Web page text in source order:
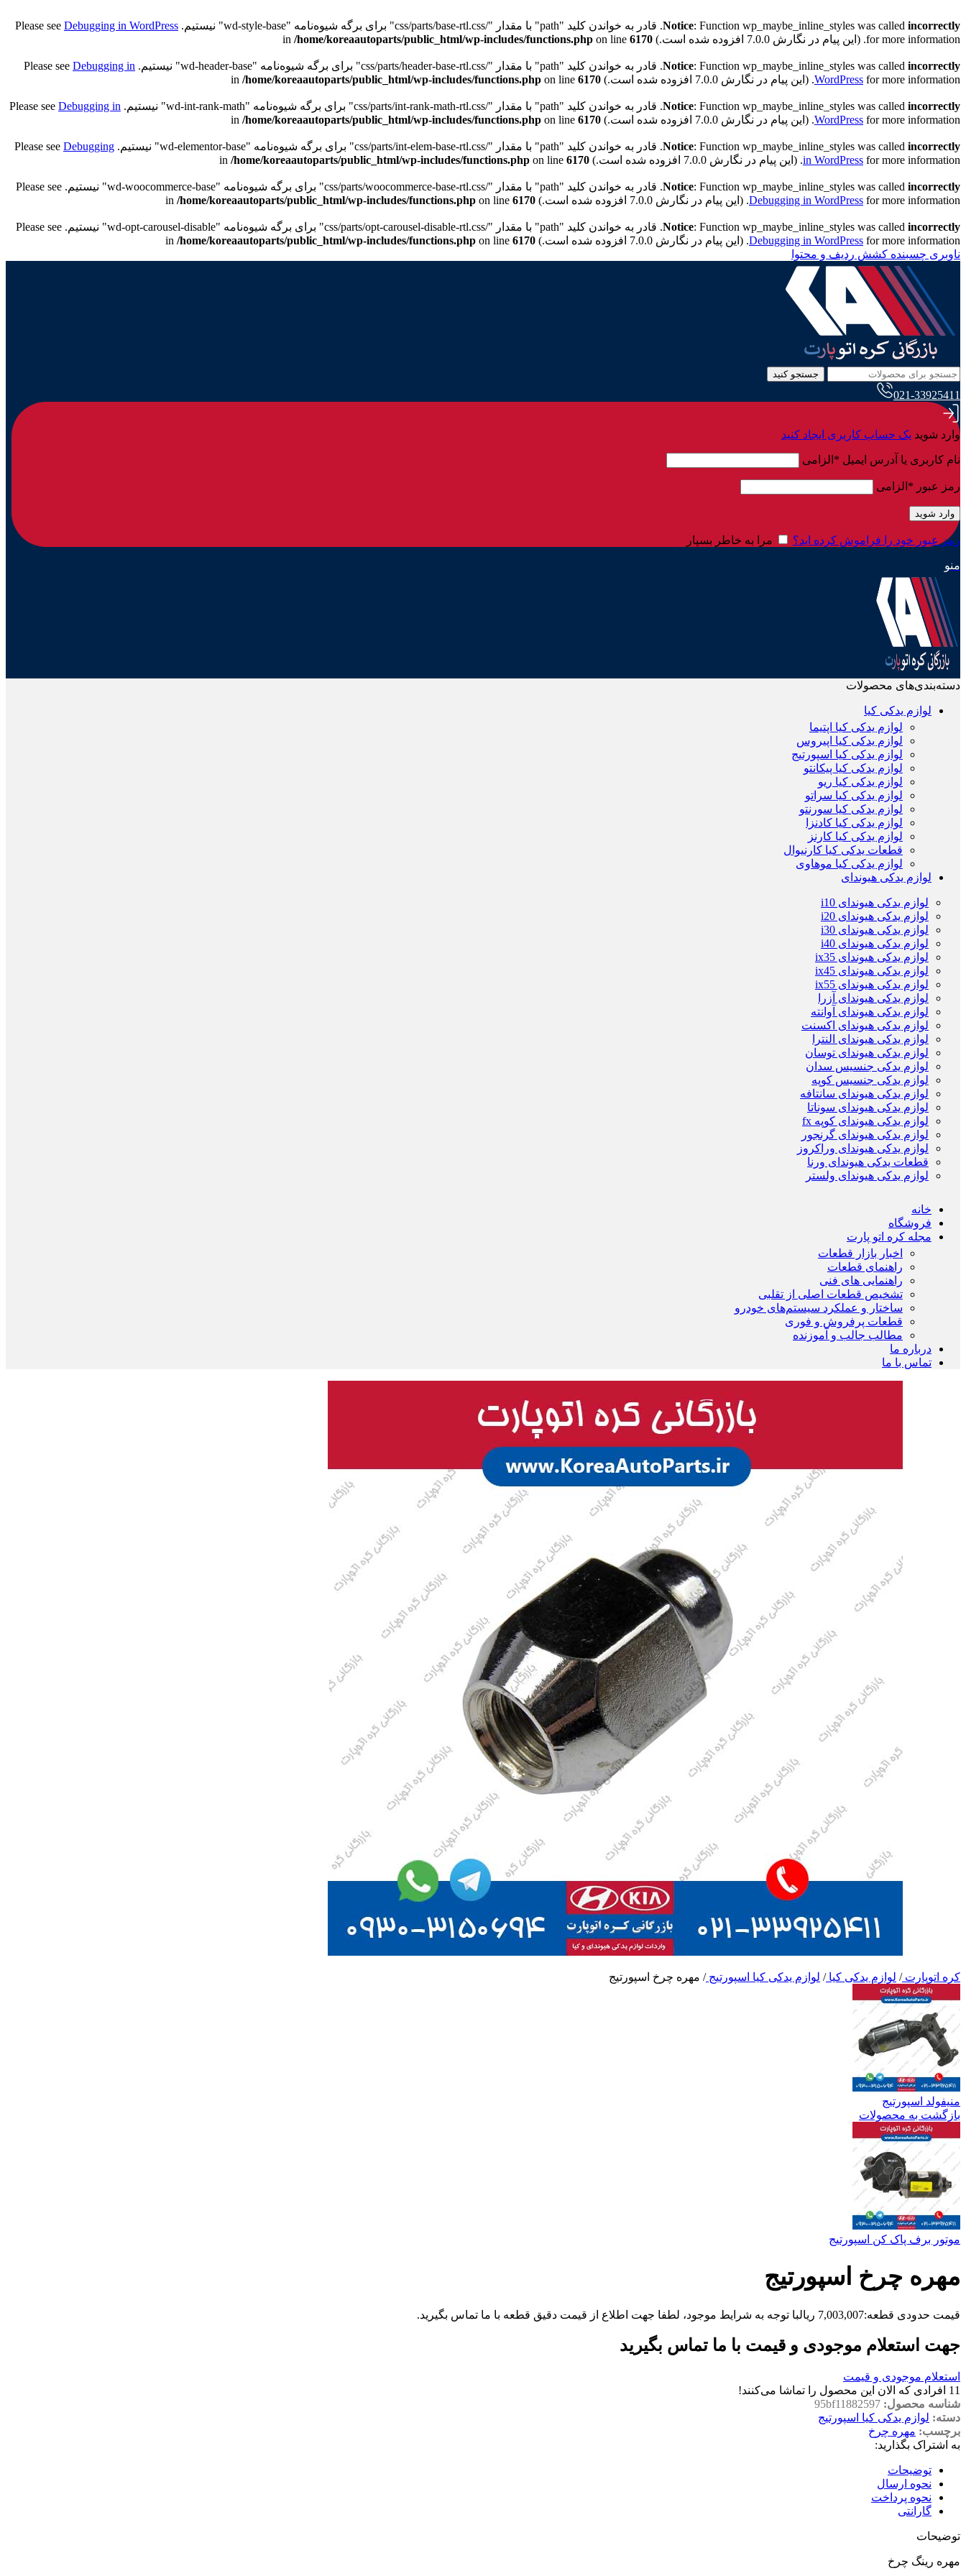
Notice: Function wp_maybe_inline_styles was called incorrectly . قادر به خواندن کلید "path" با مقدار "/css/parts/base-rtl.css" برای برگه شیوه‌نامه "wd-style-base" نیستیم. Please see
Debugging in WordPress
for more information. (این پیام در نگارش 7.0.0 افزوده شده است.) in
/home/koreaautoparts/public_html/wp-includes/functions.php on line 6170
Notice: Function wp_maybe_inline_styles was called incorrectly . قادر به خواندن کلید "path" با مقدار "/css/parts/header-base-rtl.css" برای برگه شیوه‌نامه "wd-header-base" نیستیم. Please see
Debugging in
WordPress for more information. (این پیام در نگارش 7.0.0 افزوده شده است.) in /home/koreaautoparts/public_html/wp-includes/functions.php on line 6170
Notice: Function wp_maybe_inline_styles was called incorrectly . قادر به خواندن کلید "path" با مقدار "/css/parts/int-rank-math-rtl.css" برای برگه شیوه‌نامه "wd-int-rank-math" نیستیم. Please see
Debugging in
WordPress for more information. (این پیام در نگارش 7.0.0 افزوده شده است.) in /home/koreaautoparts/public_html/wp-includes/functions.php on line 6170
Notice: Function wp_maybe_inline_styles was called incorrectly . قادر به خواندن کلید "path" با مقدار "/css/parts/int-elem-base-rtl.css" برای برگه شیوه‌نامه "wd-elementor-base" نیستیم. Please see
Debugging
in WordPress for more information. (این پیام در نگارش 7.0.0 افزوده شده است.) in /home/koreaautoparts/public_html/wp-includes/functions.php on line 6170
Notice: Function wp_maybe_inline_styles was called incorrectly
. قادر به خواندن کلید "path" با مقدار "/css/parts/woocommerce-base-rtl.css" برای برگه شیوه‌نامه "wd-woocommerce-base" نیستیم. Please see
Debugging in WordPress for more information. (این پیام در نگارش 7.0.0 افزوده شده است.) in /home/koreaautoparts/public_html/wp-includes/functions.php on line 6170
Notice: Function wp_maybe_inline_styles was called incorrectly
. قادر به خواندن کلید "path" با مقدار "/css/parts/opt-carousel-disable-rtl.css" برای برگه شیوه‌نامه "wd-opt-carousel-disable" نیستیم. Please see
Debugging in WordPress for more information. (این پیام در نگارش 7.0.0 افزوده شده است.) in /home/koreaautoparts/public_html/wp-includes/functions.php on line 6170
ناوبری چسبنده کشش ردیف و محتوا
جستجو کنید
021-33925411
وارد شوید یک حساب کاربری ایجاد کنید
نام کاربری یا آدرس ایمیل * الزامی
رمز عبور * الزامی
وارد شوید
رمز عبور خود را فراموش کرده اید؟ مرا به خاطر بسپار
منو
دسته‌بندی‌های محصولات
لوازم یدکی کیا
لوازم یدکی کیا اپتیما
لوازم یدکی کیا اپیروس
لوازم یدکی کیا اسپورتیج
لوازم یدکی کیا پیکانتو
لوازم یدکی کیا ریو
لوازم یدکی کیا سراتو
لوازم یدکی کیا سورنتو
لوازم یدکی کیا کادنزا
لوازم یدکی کیا کارنز
قطعات یدکی کیا کارنیوال
لوازم یدکی کیا موهاوی
لوازم یدکی هیوندای
لوازم یدکی هیوندای i10
لوازم یدکی هیوندای i20
لوازم یدکی هیوندای i30
لوازم یدکی هیوندای i40
لوازم یدکی هیوندای ix35
لوازم یدکی هیوندای ix45
لوازم یدکی هیوندای ix55
لوازم یدکی هیوندای آزرا
لوازم یدکی هیوندای آوانته
لوازم یدکی هیوندای اکسنت
لوازم یدکی هیوندای النترا
لوازم یدکی هیوندای توسان
لوازم یدکی جنسیس سدان
لوازم یدکی جنسیس کوپه
لوازم یدکی هیوندای سانتافه
لوازم یدکی هیوندای سوناتا
لوازم یدکی هیوندای کوپه fx
لوازم یدکی هیوندای گرنجور
لوازم یدکی هیوندای وراکروز
قطعات یدکی هیوندای ورنا
لوازم یدکی هیوندای ولستر
خانه
فروشگاه
مجله کره اتو پارت
اخبار بازار قطعات
راهنمای قطعات
راهنمایی های فنی
تشخیص قطعات اصلی از تقلبی
ساختار و عملکرد سیستم‌های خودرو
قطعات پرفروش و فوری
مطالب جالب و آموزنده
درباره ما
تماس با ما
کره اتوپارت/ لوازم یدکی کیا/ لوازم یدکی کیا اسپورتیج/ مهره چرخ اسپورتیج
منیفولد اسپورتیج
بازگشت به محصولات
موتور برف پاک کن اسپورتیج
مهره چرخ اسپورتیج
قیمت حدودی قطعه:7,003,007 ریالبا توجه به شرایط موجود، لطفا جهت اطلاع از قیمت دقیق قطعه با ما تماس بگیرید.
جهت استعلام موجودی و قیمت با ما تماس بگیرید
استعلام موجودی و قیمت
11 افرادی که الان این محصول را تماشا می‌کنند!
شناسه محصول: 95bf11882597
دسته: لوازم یدکی کیا اسپورتیج
برچسب: مهره چرخ
به اشتراک بگذارید:
توضیحات
نحوه ارسال
نحوه پرداخت
گارانتی
توضیحات
مهره رینگ چرخ